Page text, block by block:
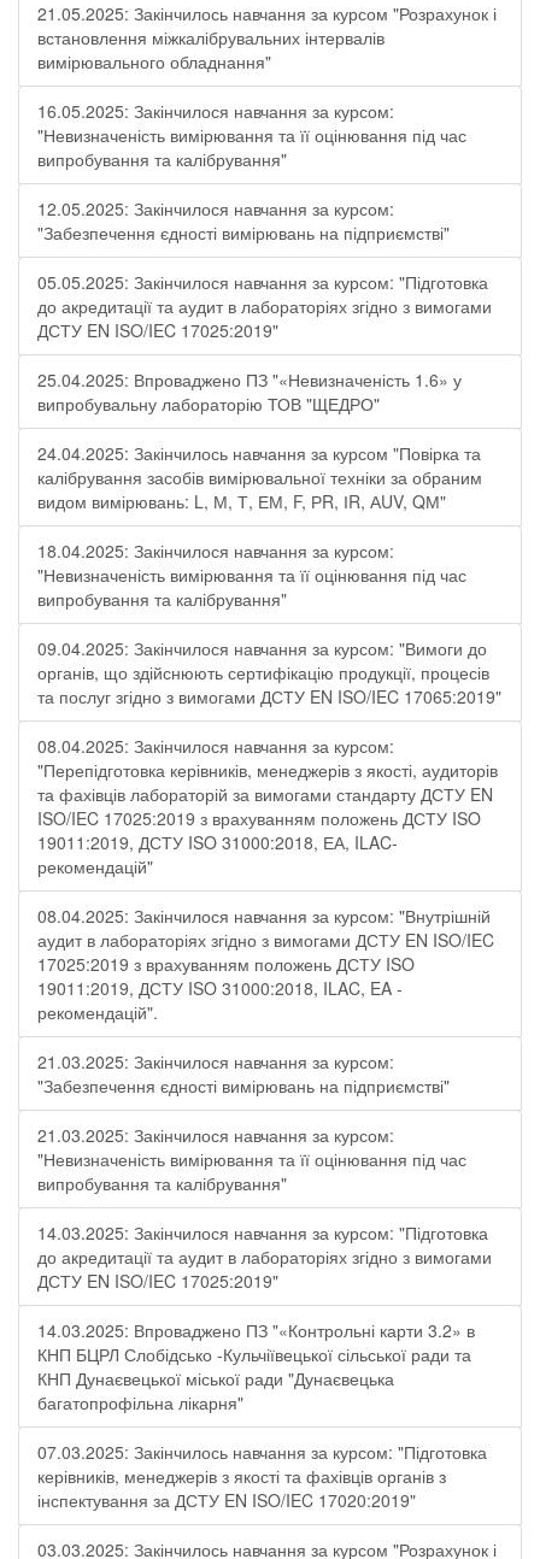
21.05.2025: Закінчилось навчання за курсом "Розрахунок і
встановлення міжкалібрувальних інтервалів
вимірювального обладнання"
16.05.2025: Закінчилося навчання за курсом:
"Невизначеність вимірювання та її оцінювання під час
випробування та калібрування"
12.05.2025: Закінчилося навчання за курсом:
"Забезпечення єдності вимірювань на підприємстві"
05.05.2025: Закінчилося навчання за курсом: "Підготовка
до акредитації та аудит в лабораторіях згідно з вимогами
ДСТУ EN ISO/IEC 17025:2019"
25.04.2025: Впроваджено ПЗ "«Невизначеність 1.6» у
випробувальну лабораторію ТОВ "ЩЕДРО"
24.04.2025: Закінчилось навчання за курсом "Повірка та
калібрування засобів вимірювальної техніки за обраним
видом вимірювань: L, М, Т, ЕМ, F, РR, ІR, АUV, QМ"
18.04.2025: Закінчилося навчання за курсом:
"Невизначеність вимірювання та її оцінювання під час
випробування та калібрування"
09.04.2025: Закінчилося навчання за курсом: "Вимоги до
органів, що здійснюють сертифікацію продукції, процесів
та послуг згідно з вимогами ДСТУ EN ISO/IEC 17065:2019"
08.04.2025: Закінчилося навчання за курсом:
"Перепідготовка керівників, менеджерів з якості, аудиторів
та фахівців лабораторій за вимогами стандарту ДСТУ EN
ISO/IEC 17025:2019 з врахуванням положень ДСТУ ISO
19011:2019, ДСТУ ISO 31000:2018, ЕА, ILAC-
рекомендацій"
08.04.2025: Закінчилося навчання за курсом: "Внутрішній
аудит в лабораторіях згідно з вимогами ДСТУ EN ISO/IEC
17025:2019 з врахуванням положень ДСТУ ISO
19011:2019, ДСТУ ISO 31000:2018, ILAC, EA -
рекомендацій".
21.03.2025: Закінчилося навчання за курсом:
"Забезпечення єдності вимірювань на підприємстві"
21.03.2025: Закінчилося навчання за курсом:
"Невизначеність вимірювання та її оцінювання під час
випробування та калібрування"
14.03.2025: Закінчилося навчання за курсом: "Підготовка
до акредитації та аудит в лабораторіях згідно з вимогами
ДСТУ EN ISO/IEC 17025:2019"
14.03.2025: Впроваджено ПЗ "«Контрольні карти 3.2» в
КНП БЦРЛ Слобідсько -Кульчіївецької сільської ради та
КНП Дунаєвецької міської ради "Дунаєвецька
багатопрофільна лікарня"
07.03.2025: Закінчилось навчання за курсом: "Підготовка
керівників, менеджерів з якості та фахівців органів з
інспектування за ДСТУ EN ISO/IEC 17020:2019"
03.03.2025: Закінчилось навчання за курсом "Розрахунок і